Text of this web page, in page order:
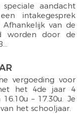
aandacht
intakegesprek
van de
worden door de
vergoeding voor
het 4de jaar 4
– 17.30u. Je
het schooljaar.